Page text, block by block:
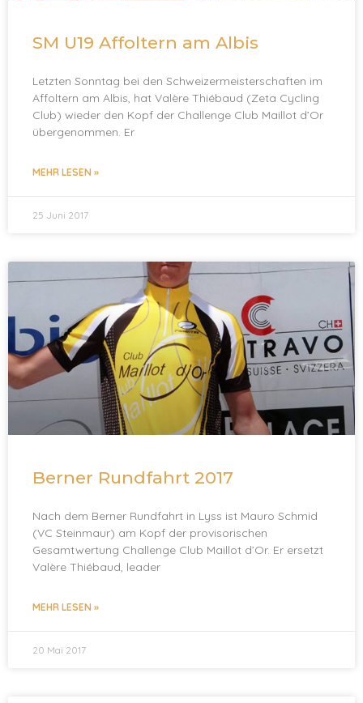
SM U19 Affoltern am Albis
Letzten Sonntag bei den Schweizermeisterschaften im
Affoltern am Albis, hat Valère Thiébaud (Zeta Cycling
Club) wieder den Kopf der Challenge Club Maillot d’Or
übergenommen. Er
MEHR LESEN »
25 Juni 2017
Berner Rundfahrt 2017
Nach dem Berner Rundfahrt in Lyss ist Mauro Schmid
(VC Steinmaur) am Kopf der provisorischen
Gesamtwertung Challenge Club Maillot d’Or. Er ersetzt
Valère Thiébaud, leader
MEHR LESEN »
20 Mai 2017